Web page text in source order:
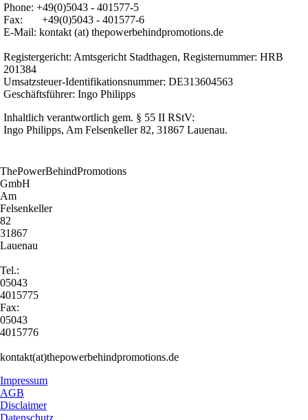
Phone: +49(0)5043 - 401577-5
Fax: +49(0)5043 - 401577-6
E-Mail: kontakt (at) thepowerbehindpromotions.de
Registergericht: Amtsgericht Stadthagen, Registernummer: HRB
201384
Umsatzsteuer-Identifikationsnummer: DE313604563
Geschäftsführer: Ingo Philipps
Inhaltlich verantwortlich gem. § 55 II RStV:
Ingo Philipps, Am Felsenkeller 82, 31867 Lauenau.
ThePowerBehindPromotions
GmbH
Am
Felsenkeller
82
31867
Lauenau
Tel.:
05043
4015775
Fax:
05043
4015776
kontakt(at)thepowerbehindpromotions.de
Impressum
AGB
Disclaimer